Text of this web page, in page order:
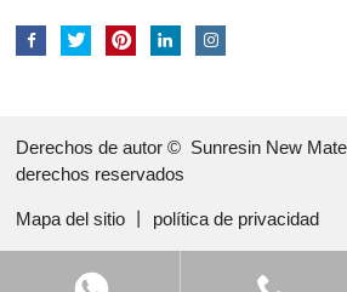
Derechos de autor © Sunresin New
derechos reservados
Mapa del sitio política de privacidad